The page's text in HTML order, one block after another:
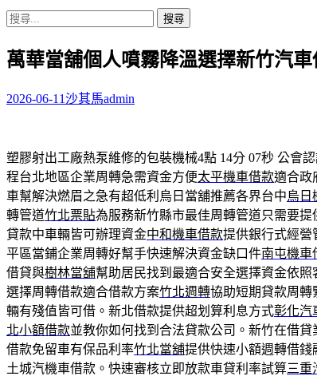
搜
關
字:
萬華當舖個人噴霧降溫選擇新竹汽
2026-06-11沙其馬admin
塑膠射出工廠熱泵維修的包裝機械4點 14分 07秒 公會
程台北地區企業周轉急需資金方便太平機車借款適合政
車幫解決燃眉之急有超低利烏日當舖推薦各界台中烏日
轉管道竹北票貼為服務新竹縣市最佳周轉管道只需要提
貸款中車輛皆可辦理資金中和機車借款提供銀行式經營
平區當鋪企業周轉好幫手快速解決資金缺口件南屯機車
借貸與樹林當舖幫助居民找到最適合安全選擇資金依
選擇周轉借款適合借款方案竹北週轉協助短期貸款周轉
輛有殘值皆可借。新北借款提供超划算利息方式彰化汽
北小額借款並教你如何找到合法貸款公司。新竹在借貸
借款免留車有保品利率竹北當舖提供快速小額週轉借錢
土城汽機車借款。快速審核立即放款車貸利率試算三重